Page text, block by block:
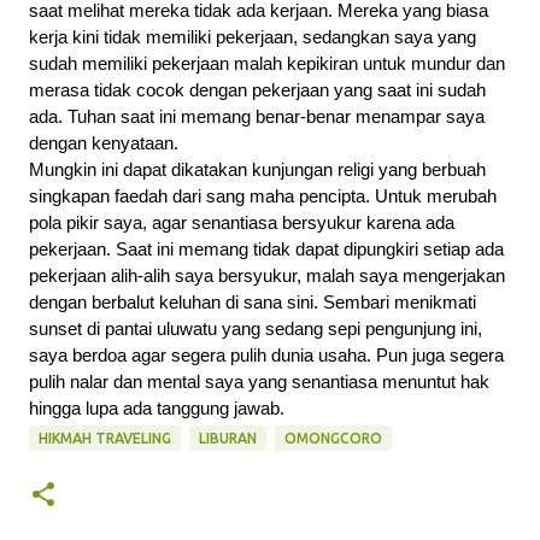
saat melihat mereka tidak ada kerjaan. Mereka yang biasa
kerja kini tidak memiliki pekerjaan, sedangkan saya yang
sudah memiliki pekerjaan malah kepikiran untuk mundur dan
merasa tidak cocok dengan pekerjaan yang saat ini sudah
ada. Tuhan saat ini memang benar-benar menampar saya
dengan kenyataan.
Mungkin ini dapat dikatakan kunjungan religi yang berbuah
singkapan faedah dari sang maha pencipta. Untuk merubah
pola pikir saya, agar senantiasa bersyukur karena ada
pekerjaan. Saat ini memang tidak dapat dipungkiri setiap ada
pekerjaan alih-alih saya bersyukur, malah saya mengerjakan
dengan berbalut keluhan di sana sini. Sembari menikmati
sunset di pantai uluwatu yang sedang sepi pengunjung ini,
saya berdoa agar segera pulih dunia usaha. Pun juga segera
pulih nalar dan mental saya yang senantiasa menuntut hak
hingga lupa ada tanggung jawab.
HIKMAH TRAVELING LIBURAN OMONGCORO